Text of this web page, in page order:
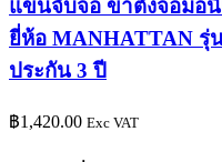
แขนจับจอ ขาตั้งจอมอนิ
ยี่ห้อ MANHATTAN รุ่น
ประกัน 3 ปี
฿1,420.00 Exc VAT